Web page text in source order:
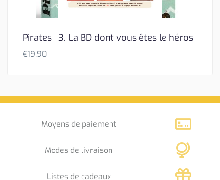
Pirates : 3. La BD dont vous êtes le héros
€19,90
Moyens de paiement
Modes de livraison
Listes de cadeaux